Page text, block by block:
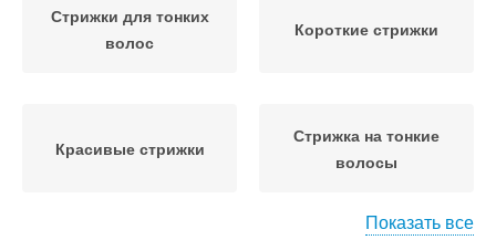
Стрижки для тонких
волос
Короткие стрижки
Красивые стрижки
Стрижка на тонкие
волосы
Показать все